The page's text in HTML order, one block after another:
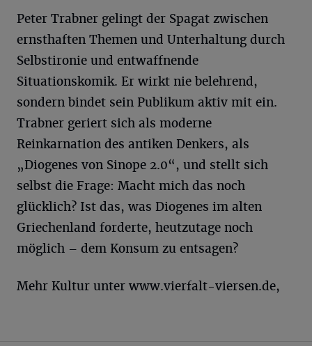
Peter Trabner gelingt der Spagat zwischen
ernsthaften Themen und Unterhaltung durch
Selbstironie und entwaffnende
Situationskomik. Er wirkt nie belehrend,
sondern bindet sein Publikum aktiv mit ein.
Trabner geriert sich als moderne
Reinkarnation des antiken Denkers, als
„Diogenes von Sinope 2.0“, und stellt sich
selbst die Frage: Macht mich das noch
glücklich? Ist das, was Diogenes im alten
Griechenland forderte, heutzutage noch
möglich – dem Konsum zu entsagen?
Mehr Kultur unter www.vierfalt-viersen.de,